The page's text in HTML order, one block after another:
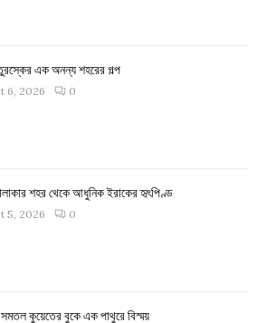
এক অনন্য শহরের গল্প
6, 2026 0
শহর থেকে আধুনিক ইরাকের হৃৎপিণ্ড
5, 2026 0
কুয়েতের বুকে এক পাথুরে বিস্ময়